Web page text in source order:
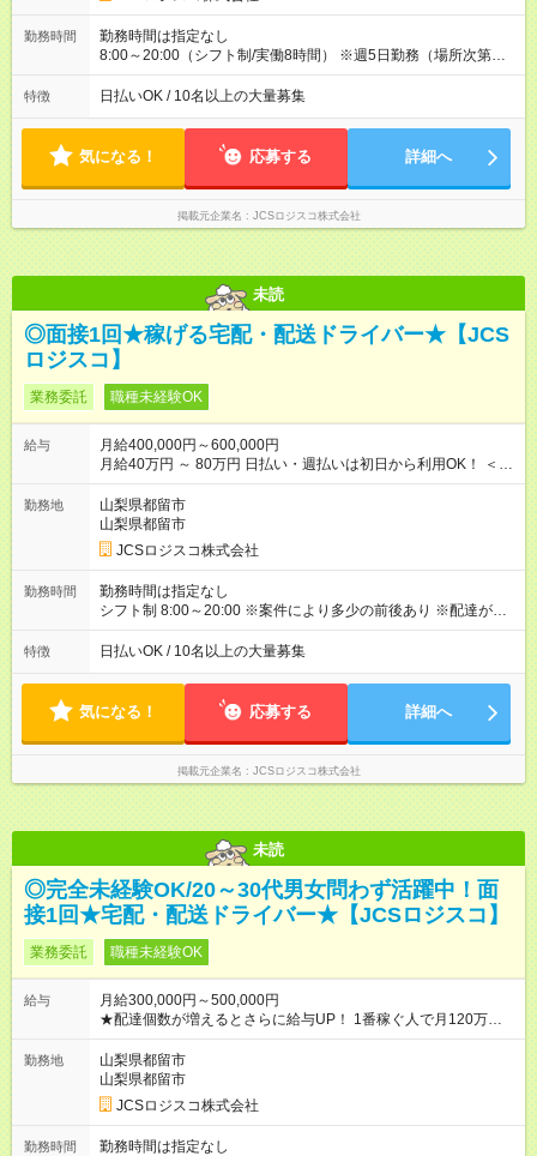
(日休み) ■月収80万円(43歳男性/墨田区在住)※元営業 1日200個
勤務時間
勤務時間は指定なし
8:00～20:00（シフト制/実働8時間） ※週5日勤務（場所次第で
は週4も有り） ※配達状況によって時間外での勤務可能性有り ※
案件により多少の前後あり ※配達が完了次第、帰社OKです
特徴 日払いOK / 10名以上の大量募集
気になる！ 応募する 詳細へ
掲載元企業名 JCSロジスコ株式会社
未読
◎面接1回★稼げる宅配・配送ドライバー★【JCS
ロジスコ】
業務委託 職種未経験OK
給与
月給400,000円～600,000円
月給40万円 ～ 80万円 日払い・週払いは初日から利用OK！ ＜想
定年収＞ 480万円 ～ 960万円 ★配達個数が増えるとさらに給与
UP！ ★1番稼ぐ人で月120万ほど！ ＜平均収入イメージ＞ ・主
要都市エリア 月収50万円／週5日稼働 月収60万~80万円／週6日
稼働 ・地方郊外エリア 月収40万円／週5日稼働 月収45万円~60
万円／週6日稼働 【試用期間】試用期間なし
勤務地
山梨県都留市
山梨県都留市
JCSロジスコ株式会社
勤務時間
勤務時間は指定なし
シフト制 8:00～20:00 ※案件により多少の前後あり ※配達が完
了次第、帰社OKです
特徴 日払いOK / 10名以上の大量募集
気になる！ 応募する 詳細へ
掲載元企業名 JCSロジスコ株式会社
未読
◎完全未経験OK/20～30代男女問わず活躍中！面
接1回★宅配・配送ドライバー★【JCSロジスコ】
業務委託 職種未経験OK
給与
月給300,000円～500,000円
★配達個数が増えるとさらに給与UP！ 1番稼ぐ人で月120万ほ
ど！ ・主要都市エリア 月収55万円／週5日稼働 月収65万~112
万円／週6日稼働 ・地方郊外エリア 月収40万円／週5日稼働 月
収40万円~50万円／週6日稼働 ＜モデルイメージ＞ ■月収50万
円 (27歳男性/江東区在住)※元建築関係 1日150個配達×25日勤務
(日休み) ■月収80万円(43歳男性/墨田区在住)※元営業 1日200個
勤務地
山梨県都留市
山梨県都留市
JCSロジスコ株式会社
勤務時間
勤務時間は指定なし